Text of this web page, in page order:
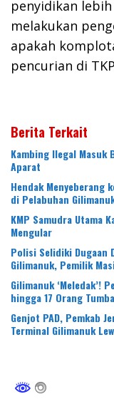
penyidikan
melakukan
apakah
pencurian di
Berita Terkait
Kambing Ilegal Masuk
Aparat
Hendak Menyeberang
di Pelabuhan
KMP Samudra Utama
Mengular
Polisi Selidiki Dugaan
Gilimanuk, Pemilik
Gilimanuk ‘Meledak’!
hingga 17 Orang
Genjot PAD, Pemkab
Terminal Gilimanuk